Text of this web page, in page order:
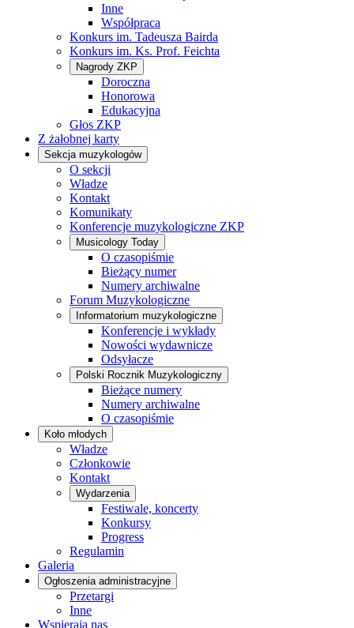
Inne
Współpraca
Konkurs im. Tadeusza Bairda
Konkurs im. Ks. Prof. Feichta
Nagrody ZKP
Doroczna
Honorowa
Edukacyjna
Głos ZKP
Z żałobnej karty
Sekcja muzykologów
O sekcji
Władze
Kontakt
Komunikaty
Konferencje muzykologiczne ZKP
Musicology Today
O czasopiśmie
Bieżący numer
Numery archiwalne
Forum Muzykologiczne
Informatorium muzykologiczne
Konferencje i wykłady
Nowości wydawnicze
Odsyłacze
Polski Rocznik Muzykologiczny
Bieżące numery
Numery archiwalne
O czasopiśmie
Koło młodych
Władze
Członkowie
Kontakt
Wydarzenia
Festiwale, koncerty
Konkursy
Progress
Regulamin
Galeria
Ogłoszenia administracyjne
Przetargi
Inne
Wspierają nas